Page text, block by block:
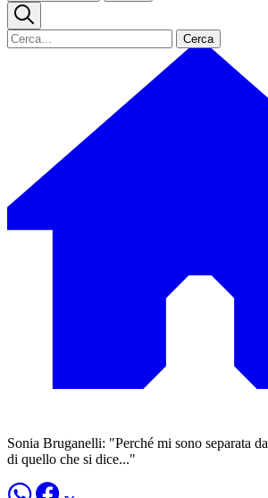
Cerca
Sonia Bruganelli: "Perché mi sono separata
di quello che si dice..."